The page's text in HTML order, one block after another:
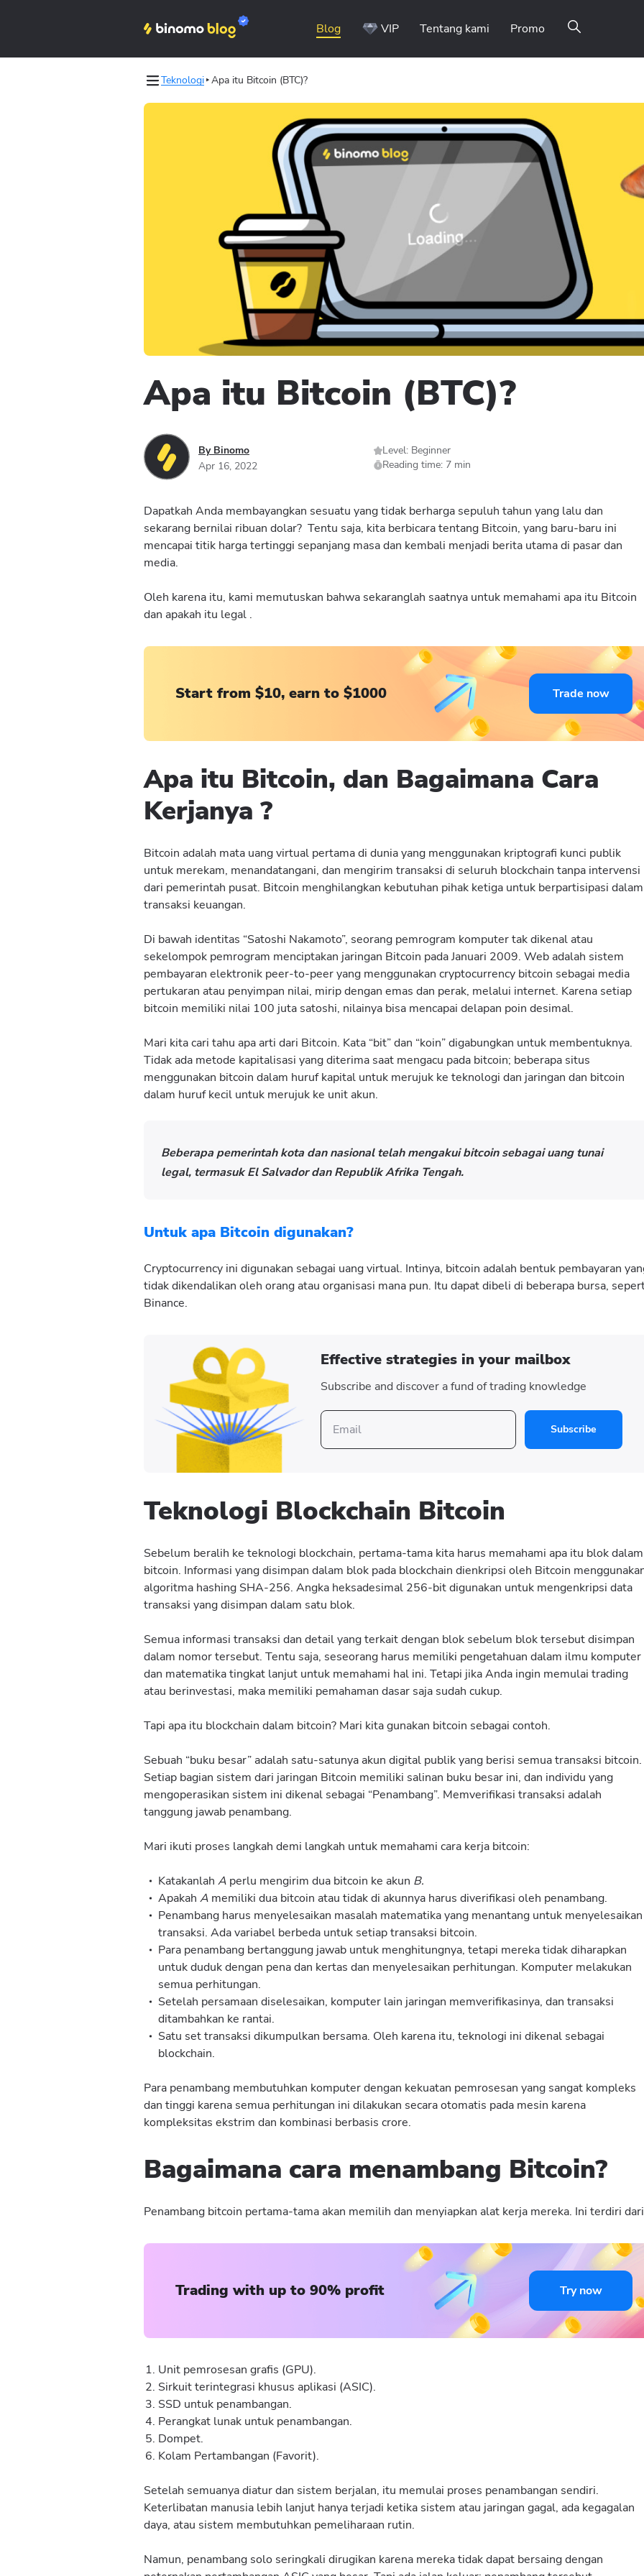
Blog VIP Tentang kami Promo
Teknologi Apa itu Bitcoin (BTC)?
Apa itu Bitcoin (BTC)?
By Binomo
Apr 16, 2022
Level: Beginner
Reading time: 7 min
Dapatkah Anda membayangkan sesuatu yang tidak berharga sepuluh tahun yang lalu dan
sekarang bernilai ribuan dolar? Tentu saja, kita berbicara tentang Bitcoin, yang baru-baru ini
mencapai titik harga tertinggi sepanjang masa dan kembali menjadi berita utama di pasar dan
media.
Oleh karena itu, kami memutuskan bahwa sekaranglah saatnya untuk memahami apa itu Bitcoin
dan apakah itu legal .
Start from $10, earn to $1000 Trade now
Apa itu Bitcoin, dan Bagaimana Cara
Kerjanya ?
Bitcoin adalah mata uang virtual pertama di dunia yang menggunakan kriptografi kunci publik
untuk merekam, menandatangani, dan mengirim transaksi di seluruh blockchain tanpa intervensi
dari pemerintah pusat. Bitcoin menghilangkan kebutuhan pihak ketiga untuk berpartisipasi dalam
transaksi keuangan.
Di bawah identitas “Satoshi Nakamoto”, seorang pemrogram komputer tak dikenal atau
sekelompok pemrogram menciptakan jaringan Bitcoin pada Januari 2009. Web adalah sistem
pembayaran elektronik peer-to-peer yang menggunakan cryptocurrency bitcoin sebagai media
pertukaran atau penyimpan nilai, mirip dengan emas dan perak, melalui internet. Karena setiap
bitcoin memiliki nilai 100 juta satoshi, nilainya bisa mencapai delapan poin desimal.
Mari kita cari tahu apa arti dari Bitcoin. Kata “bit” dan “koin” digabungkan untuk membentuknya.
Tidak ada metode kapitalisasi yang diterima saat mengacu pada bitcoin; beberapa situs
menggunakan bitcoin dalam huruf kapital untuk merujuk ke teknologi dan jaringan dan bitcoin
dalam huruf kecil untuk merujuk ke unit akun.
Beberapa pemerintah kota dan nasional telah mengakui bitcoin sebagai uang tunai
legal, termasuk El Salvador dan Republik Afrika Tengah.
Untuk apa Bitcoin digunakan?
Cryptocurrency ini digunakan sebagai uang virtual. Intinya, bitcoin adalah bentuk pembayaran
tidak dikendalikan oleh orang atau organisasi mana pun. Itu dapat dibeli di beberapa bursa,
Binance.
Effective strategies in your mailbox
Subscribe and discover a fund of trading knowledge
Subscribe
Teknologi Blockchain Bitcoin
Sebelum beralih ke teknologi blockchain, pertama-tama kita harus memahami apa itu blok dalam
bitcoin. Informasi yang disimpan dalam blok pada blockchain dienkripsi oleh Bitcoin
algoritma hashing SHA-256. Angka heksadesimal 256-bit digunakan untuk mengenkripsi data
transaksi yang disimpan dalam satu blok.
Semua informasi transaksi dan detail yang terkait dengan blok sebelum blok tersebut disimpan
dalam nomor tersebut. Tentu saja, seseorang harus memiliki pengetahuan dalam ilmu komputer
dan matematika tingkat lanjut untuk memahami hal ini. Tetapi jika Anda ingin memulai trading
atau berinvestasi, maka memiliki pemahaman dasar saja sudah cukup.
Tapi apa itu blockchain dalam bitcoin? Mari kita gunakan bitcoin sebagai contoh.
Sebuah “buku besar” adalah satu-satunya akun digital publik yang berisi semua transaksi bitcoin.
Setiap bagian sistem dari jaringan Bitcoin memiliki salinan buku besar ini, dan individu yang
mengoperasikan sistem ini dikenal sebagai “Penambang”. Memverifikasi transaksi adalah
tanggung jawab penambang.
Mari ikuti proses langkah demi langkah untuk memahami cara kerja bitcoin:
Katakanlah A perlu mengirim dua bitcoin ke akun B.
Apakah A memiliki dua bitcoin atau tidak di akunnya harus diverifikasi oleh penambang.
Penambang harus menyelesaikan masalah matematika yang menantang untuk menyelesaikan
transaksi. Ada variabel berbeda untuk setiap transaksi bitcoin.
Para penambang bertanggung jawab untuk menghitungnya, tetapi mereka tidak diharapkan
untuk duduk dengan pena dan kertas dan menyelesaikan perhitungan. Komputer melakukan
semua perhitungan.
Setelah persamaan diselesaikan, komputer lain jaringan memverifikasinya, dan transaksi
ditambahkan ke rantai.
Satu set transaksi dikumpulkan bersama. Oleh karena itu, teknologi ini dikenal sebagai
blockchain.
Para penambang membutuhkan komputer dengan kekuatan pemrosesan yang sangat kompleks
dan tinggi karena semua perhitungan ini dilakukan secara otomatis pada mesin karena
kompleksitas ekstrim dan kombinasi berbasis crore.
Bagaimana cara menambang Bitcoin?
Penambang bitcoin pertama-tama akan memilih dan menyiapkan alat kerja mereka. Ini terdiri
Trading with up to 90% profit Try now
Unit pemrosesan grafis (GPU).
Sirkuit terintegrasi khusus aplikasi (ASIC).
SSD untuk penambangan.
Perangkat lunak untuk penambangan.
Dompet.
Kolam Pertambangan (Favorit).
Setelah semuanya diatur dan sistem berjalan, itu memulai proses penambangan sendiri.
Keterlibatan manusia lebih lanjut hanya terjadi ketika sistem atau jaringan gagal, ada kegagalan
daya, atau sistem membutuhkan pemeliharaan rutin.
Namun, penambang solo seringkali dirugikan karena mereka tidak dapat bersaing dengan